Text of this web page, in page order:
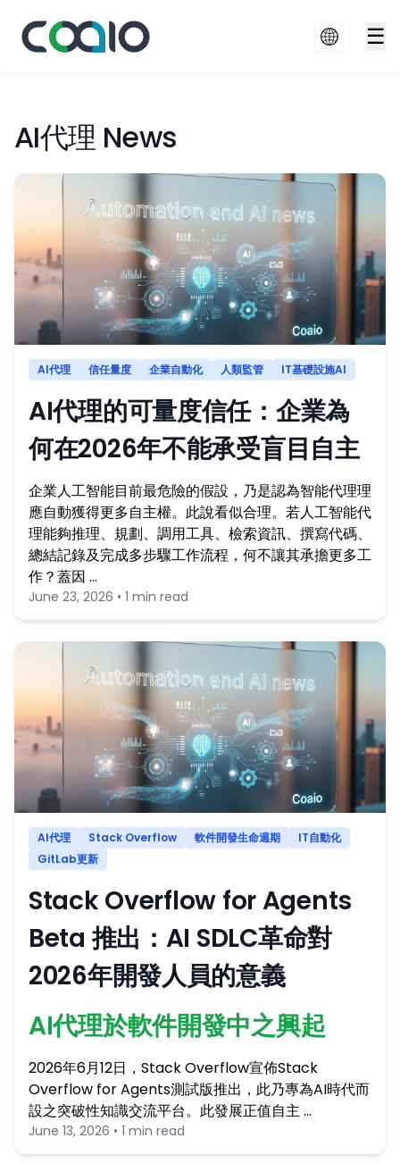
☰
AI代理 News
AI代理 信任量度 企業自動化 人類監管 IT基礎設施AI
AI代理的可量度信任：企業為
何在2026年不能承受盲目自主
企業人工智能目前最危險的假設，乃是認為智能代理理
應自動獲得更多自主權。此說看似合理。若人工智能代
理能夠推理、規劃、調用工具、檢索資訊、撰寫代碼、
總結記錄及完成多步驟工作流程，何不讓其承擔更多工
作？蓋因 …
June 23, 2026 • 1 min read
AI代理 Stack Overflow 軟件開發生命週期
IT自動化
GitLab更新
Stack Overflow for Agents
Beta 推出：AI SDLC革命對
2026年開發人員的意義
AI代理於軟件開發中之興起
2026年6月12日，Stack Overflow宣佈Stack
Overflow for Agents測試版推出，此乃專為AI時代而
設之突破性知識交流平台。此發展正值自主 …
June 13, 2026 • 1 min read